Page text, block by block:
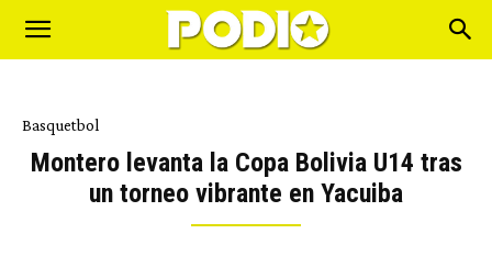
Basquetbol
Montero levanta la Copa Bolivia U14 tras
un torneo vibrante en Yacuiba